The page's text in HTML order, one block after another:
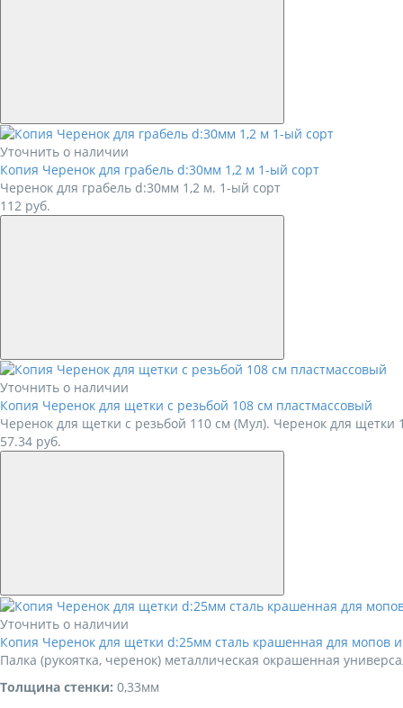
Уточнить о наличии
Копия Черенок для грабель d:30мм 1,2 м 1-ый сорт
Черенок для грабель d:30мм 1,2 м. 1-ый сорт
112 руб.
Уточнить о наличии
Копия Черенок для щетки с резьбой 108 см пластмассовый
Черенок для щетки с резьбой 110 см (Мул). Черенок для щетки
57.34 руб.
Уточнить о наличии
Копия Черенок для щетки d:25мм сталь крашенная для мопов и
Палка (рукоятка, черенок) металлическая окрашенная
Толщина стенки: 0,33мм